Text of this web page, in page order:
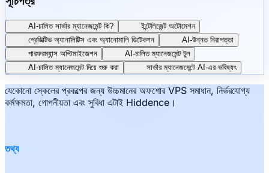
AI-চালিত সার্ভার ম্যানেজমেন্ট কি?
ইন্টেলিজেন্ট অটোমেশন
প্রেডিক্টিভ অ্যানালিটিক্স এবং অ্যানোমালি ডিটেকশন
AI-উন্নত নিরাপত্তা
পারফরম্যান্স অপ্টিমাইজেশন
AI-চালিত ম্যানেজমেন্ট টুল
AI-চালিত ম্যানেজমেন্ট দিয়ে শুরু করা
সার্ভার ম্যানেজমেন্টে AI-এর ভবিষ্যৎ
যেকোনো স্কেলের প্রকল্পের জন্য উচ্চমানের অফশোর VPS সমাধান, নির্ভরযোগ্য
কর্মক্ষমতা, গোপনীয়তা এবং সুবিধা এটাই Hiddence।
তথ্য